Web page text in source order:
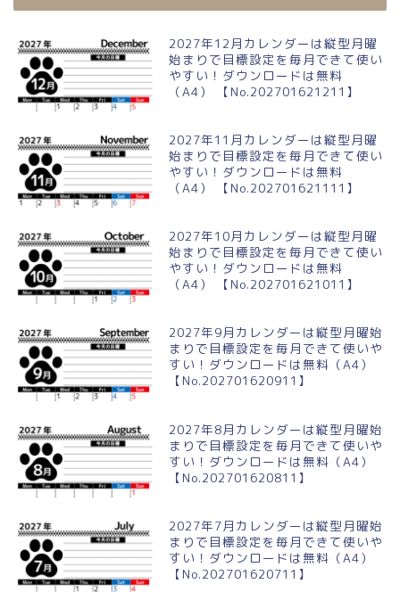
2027年12月カレンダーは縦型月曜
始まりで目標設定を毎月できて使い
やすい！ダウンロードは無料
（A4） 【No.202701621211】
2027年11月カレンダーは縦型月曜
始まりで目標設定を毎月できて使い
やすい！ダウンロードは無料
（A4） 【No.202701621111】
2027年10月カレンダーは縦型月曜
始まりで目標設定を毎月できて使い
やすい！ダウンロードは無料
（A4） 【No.202701621011】
2027年9月カレンダーは縦型月曜始
まりで目標設定を毎月できて使いや
すい！ダウンロードは無料（A4）
【No.202701620911】
2027年8月カレンダーは縦型月曜始
まりで目標設定を毎月できて使いや
すい！ダウンロードは無料（A4）
【No.202701620811】
2027年7月カレンダーは縦型月曜始
まりで目標設定を毎月できて使いや
すい！ダウンロードは無料（A4）
【No.202701620711】